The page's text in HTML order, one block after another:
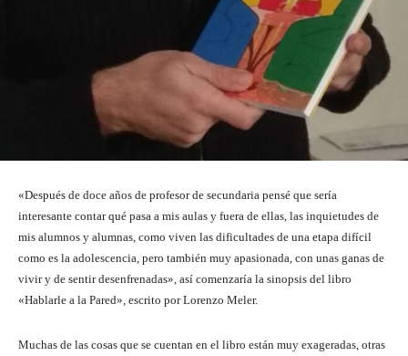
«Después de doce años de profesor de secundaria pensé que sería
interesante contar qué pasa a mis aulas y fuera de ellas, las inquietudes de
mis alumnos y alumnas, como viven las dificultades de una etapa difícil
como es la adolescencia, pero también muy apasionada, con unas ganas de
vivir y de sentir desenfrenadas», así comenzaría la sinopsis del libro
«Hablarle a la Pared», escrito por Lorenzo Meler.
Muchas de las cosas que se cuentan en el libro están muy exageradas, otras